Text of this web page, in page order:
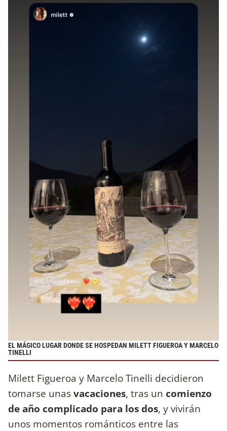
EL MÁGICO LUGAR DONDE SE HOSPEDAN MILETT FIGUEROA Y MARCELO
TINELLI
Milett Figueroa y Marcelo Tinelli decidieron
tomarse unasvacaciones, tras un comienzo
de año complicado para los dos, y vivirán
unos momentos románticos entre las